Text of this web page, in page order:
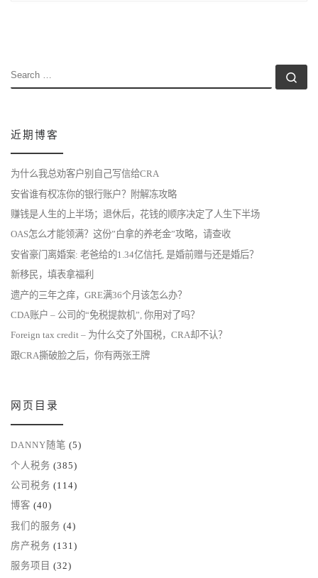
SEARCH
近期博客
为什么我总劝客户别自己写信给CRA
安省谁有权冻你的银行账户？附解冻攻略
赚钱是人生的上半场；退休后，花钱的顺序决定了人生下半场
OAS怎么才能领满？这份”白拿的养老金”攻略，请查收
安省豪门离婚案: 老爸给的1.34亿信托, 是婚前赠与还是婚后？
新移民，填表拿福利
遗产的三年之痒，GRE满36个月该怎么办？
CDA账户 – 公司的“免税提款机”, 你用对了吗？
Foreign tax credit – 为什么交了外国税，CRA却不认？
跟CRA撕破脸之后，你有两张王牌
网页目录
DANNY随笔 (5)
个人税务 (385)
公司税务 (114)
博客 (40)
我们的服务 (4)
房产税务 (131)
服务项目 (32)